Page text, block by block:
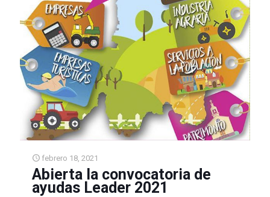
febrero 18, 2021
Abierta la convocatoria de
ayudas Leader 2021